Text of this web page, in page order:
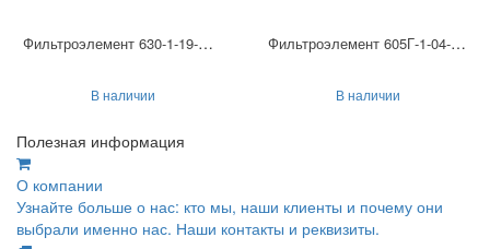
Фильтроэлемент 630-1-19-М-14
В наличии
Фильтроэлемент 605Г-1-04-М-14
В наличии
Полезная информация
О компании
Узнайте больше о нас: кто мы, наши клиенты и почему они
выбрали именно нас. Наши контакты и реквизиты.